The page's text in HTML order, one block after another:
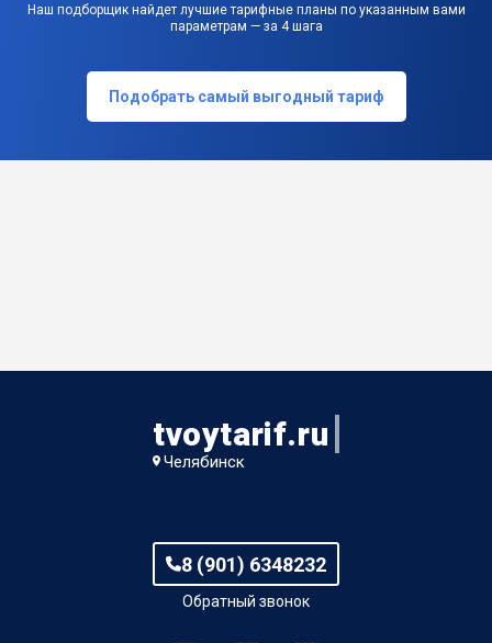
Наш подборщик найдет лучшие тарифные планы по указанным вами
параметрам — за 4 шага
Подобрать самый выгодный тариф
tvoytarif.ru
Челябинск
8 (901) 6348232
Обратный звонок